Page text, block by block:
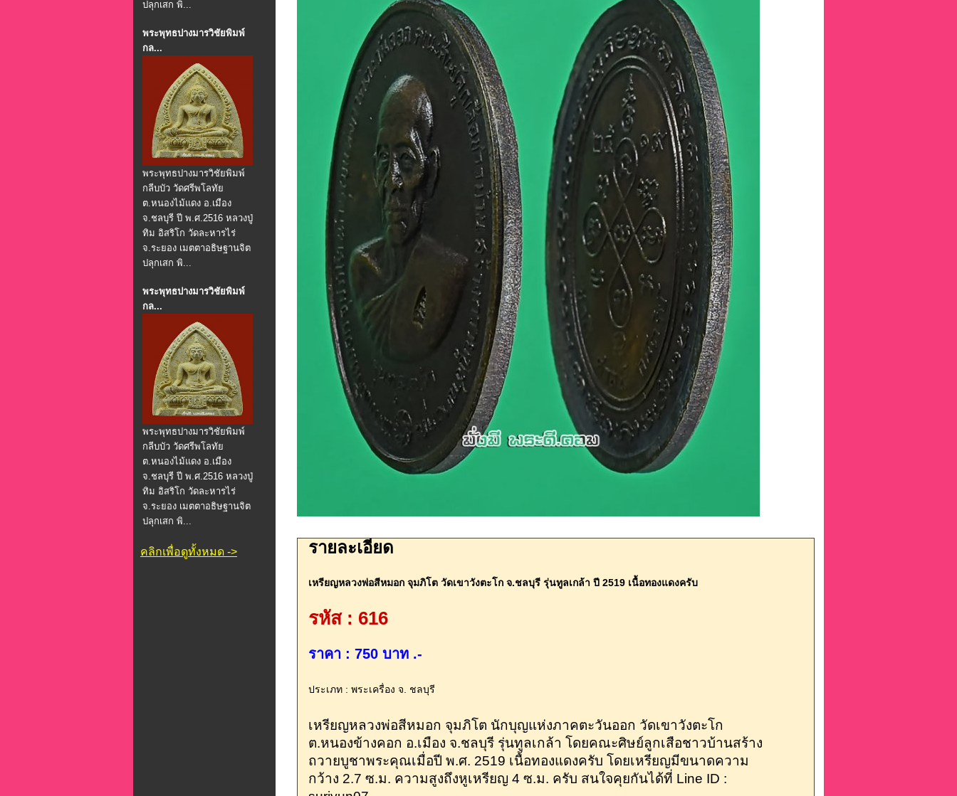
ปลุกเสก พิ...
พระพุทธปางมารวิชัยพิมพ์
กล...
พระพุทธปางมารวิชัยพิมพ์
กลีบบัว วัดศรีพโลทัย
ต.หนองไม้แดง อ.เมือง
จ.ชลบุรี ปี พ.ศ.2516 หลวงปู่
ทิม อิสริโก วัดละหารไร่
จ.ระยอง เมตตาอธิษฐานจิต
ปลุกเสก พิ...
พระพุทธปางมารวิชัยพิมพ์
กล...
พระพุทธปางมารวิชัยพิมพ์
กลีบบัว วัดศรีพโลทัย
ต.หนองไม้แดง อ.เมือง
จ.ชลบุรี ปี พ.ศ.2516 หลวงปู่
ทิม อิสริโก วัดละหารไร่
จ.ระยอง เมตตาอธิษฐานจิต
ปลุกเสก พิ...
คลิกเพื่อดูทั้งหมด -> รายละเอียด
เหรียญหลวงพ่อสีหมอก จุมภิโต วัดเขาวังตะโก จ.ชลบุรี รุ่นทูลเกล้า ปี 2519 เนื้อทองแดงครับ
รหัส : 616
ราคา : 750 บาท .-
ประเภท : พระเครื่อง จ. ชลบุรี
เหรียญหลวงพ่อสีหมอก จุมภิโต นักบุญแห่งภาคตะวันออก วัดเขาวังตะโก
ต.หนองข้างคอก อ.เมือง จ.ชลบุรี รุ่นทูลเกล้า โดยคณะศิษย์ลูกเสือชาวบ้านสร้าง
ถวายบูชาพระคุณเมื่อปี พ.ศ. 2519 เนื้อทองแดงครับ โดยเหรียญมีขนาดความ
กว้าง 2.7 ซ.ม. ความสูงถึงหูเหรียญ 4 ซ.ม. ครับ สนใจคุยกันได้ที่ Line ID :